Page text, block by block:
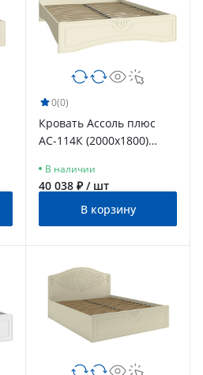
0(0)
Кровать Ассоль плюс
АС-114К (2000x1800)
В наличии
40 038 ₽ / шт
В корзину